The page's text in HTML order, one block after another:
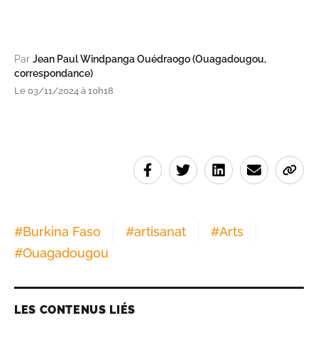
Par Jean Paul Windpanga Ouédraogo (Ouagadougou,
correspondance)
Le 03/11/2024 à 10h18
#Burkina Faso #artisanat #Arts
#Ouagadougou
LES CONTENUS LIÉS